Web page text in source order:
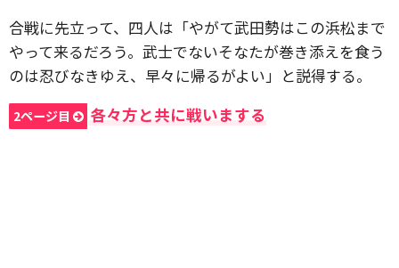
合戦に先立って、四人は「やがて武田勢はこの浜松まで
やって来るだろう。武士でないそなたが巻き添えを食う
のは忍びなきゆえ、早々に帰るがよい」と説得する。
2ページ目 各々方と共に戦いまする